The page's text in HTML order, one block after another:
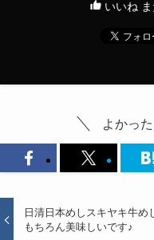
いいね
よかっ
日清日本めしスキヤキ牛め
もちろん美味しいです♪